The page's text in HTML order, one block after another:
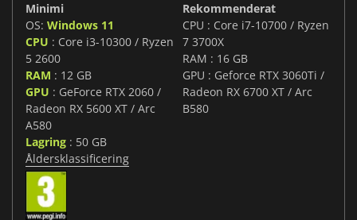
Minimi
OS: Windows 11
CPU : Core i3-10300 / Ryzen
5 2600
RAM : 12 GB
GPU : GeForce RTX 2060 /
Radeon RX 5600 XT / Arc
A580
Lagring : 50 GB
Rekommenderat
CPU : Core i7-10700 / Ryzen
7 3700X
RAM : 16 GB
GPU : Geforce RTX 3060Ti /
Radeon RX 6700 XT / Arc
B580
Åldersklassificering